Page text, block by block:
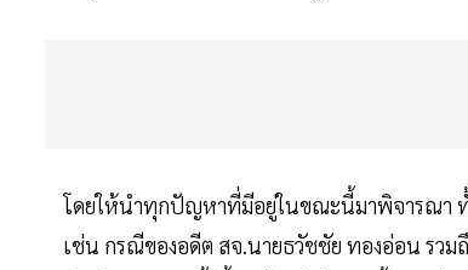
โดยให้นำทุกปัญหาที่มีอยู่ในขณะนี้มาพิจารณา ทั้
เช่น กรณีของอดีต สจ.นายธวัชชัย ทองอ่อน รวม